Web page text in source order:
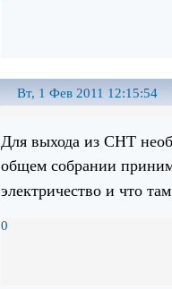
Вт, 1 Фев 2011 12:15:54
Для выхода из СНТ
общем собрании
электричество и что
0